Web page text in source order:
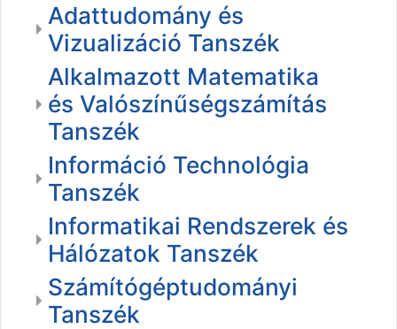
Adattudomány és
Vizualizáció Tanszék
Alkalmazott Matematika
és Valószínűségszámítás
Tanszék
Információ Technológia
Tanszék
Informatikai Rendszerek és
Hálózatok Tanszék
Számítógéptudományi
Tanszék